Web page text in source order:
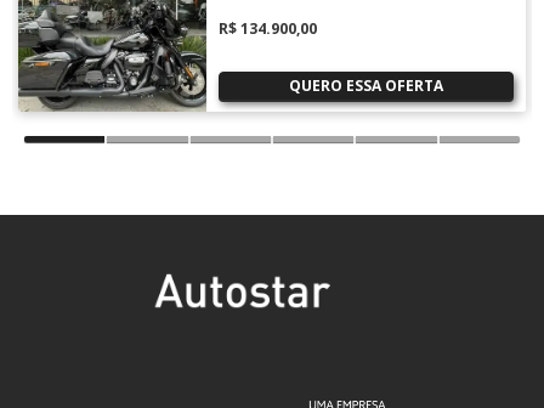
R$ 134.900,00
QUERO ESSA OFERTA